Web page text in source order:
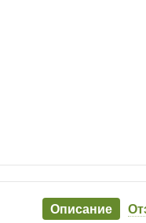
Описание